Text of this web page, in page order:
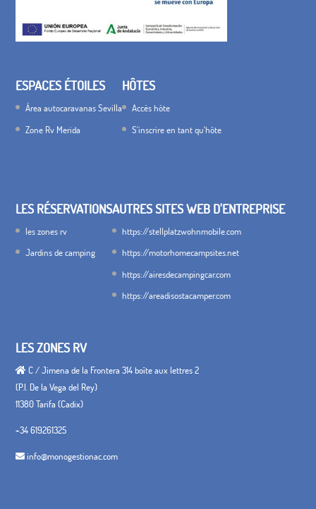
ESPACES ÉTOILES
Área autocaravanas Sevilla
Zone Rv Merida
HÔTES
Accès hôte
S'inscrire en tant qu'hôte
LES RÉSERVATIONS
les zones rv
Jardins de camping
AUTRES SITES WEB D'ENTREPRISE
https://stellplatzwohnmobile.com
https://motorhomecampsites.net
https://airesdecampingcar.com
https://areadisostacamper.com
LES ZONES RV
C / Jimena de la Frontera 314 boîte aux lettres 2
(P.I. De la Vega del Rey)
11380 Tarifa (Cadix)
+34 619261325
info@monogestionac.com